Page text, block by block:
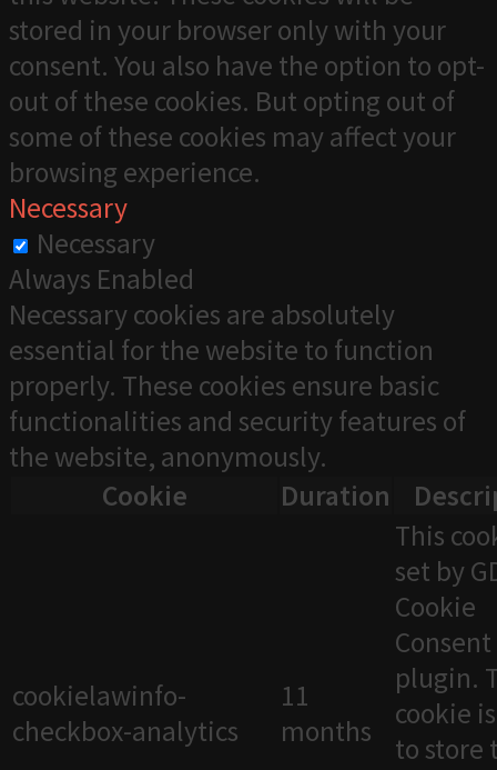
stored in your browser only with your
consent. You also have the option to opt-
out of these cookies. But opting out of
some of these cookies may affect your
browsing experience.
Necessary
Necessary
Always Enabled
Necessary cookies are absolutely
essential for the website to function
properly. These cookies ensure basic
functionalities and security features of
the website, anonymously.
Cookie
Duration
cookielawinfo-
checkbox-analytics
11
months
This
set by
Cookie
Consent
plugin.
cookie
to store